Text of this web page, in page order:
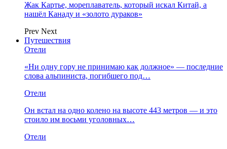
Жак Картье, мореплаватель, который искал Китай, а
нашёл Канаду и «золото дураков»
Prev Next
Путешествия
Отели
«Ни одну гору не принимаю как должное» — последние
слова альпиниста, погибшего под…
Отели
Он встал на одно колено на высоте 443 метров — и это
стоило им восьми уголовных…
Отели